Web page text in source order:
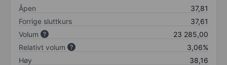
Åpen
37,81
Forrige sluttkurs
37,61
Volum
23 285,00
Relativt volum
3,06%
Høy
38,16